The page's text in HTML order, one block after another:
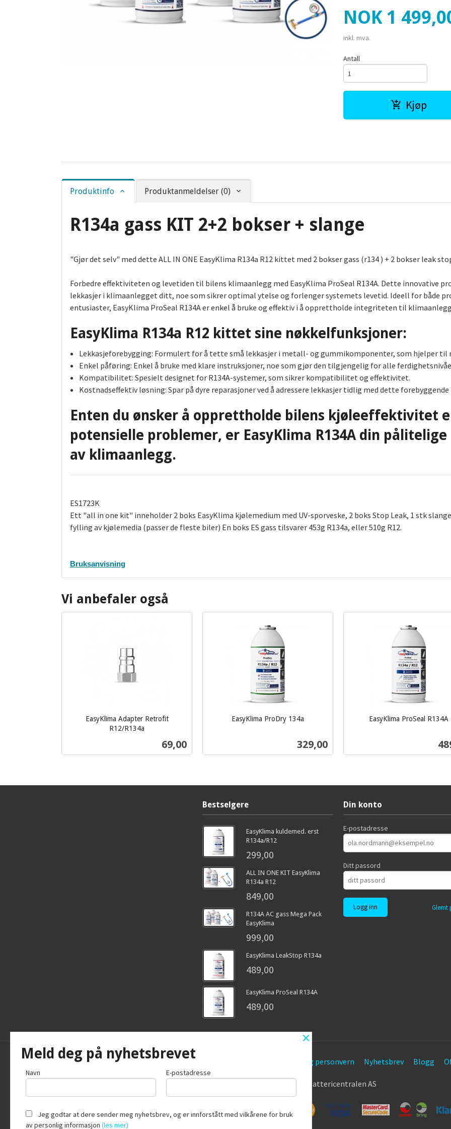
Pris
NOK 1
inkl. mva.
Antall
Kjøp
Produktinfo Produktanmeldelser (0)
R134a gass KIT 2+2 bokser + slange
"Gjør det selv" med dette ALL IN ONE EasyKlima R134a R12 kittet med 2 bokser gass (r134 ) + 2 bokser leak
Forbedre effektiviteten og levetiden til bilens klimaanlegg med EasyKlima ProSeal R134A. Dette innovative
lekkasjer i klimaanlegget ditt, noe som sikrer optimal ytelse og forlenger systemets levetid. Ideell for både
entusiaster, EasyKlima ProSeal R134A er enkel å bruke og effektiv i å opprettholde integriteten til
EasyKlima R134a R12 kittet sine nøkkelfunksjoner:
Lekkasjeforebygging: Formulert for å tette små lekkasjer i metall- og gummikomponenter, som hjelper til
Enkel påføring: Enkel å bruke med klare instruksjoner, noe som gjør den tilgjengelig for alle
Kompatibilitet: Spesielt designet for R134A-systemer, som sikrer kompatibilitet og effektivitet.
Kostnadseffektiv løsning: Spar på dyre reparasjoner ved å adressere lekkasjer tidlig med dette
Enten du ønsker å opprettholde bilens kjøleeffektivitet
potensielle problemer, er EasyKlima R134A din
av klimaanlegg.
ES1723K
Ett "all in one kit" inneholder 2 boks EasyKlima kjølemedium med UV-sporveske, 2 boks Stop Leak, 1 stk
fylling av kjølemedia (passer de fleste biler) En boks ES gass tilsvarer 453g R134a, eller 510g R12.
Bruksanvisning
Vi anbefaler også
EasyKlima Adapter Retrofit
R12/R134a
Pris
69,00
EasyKlima ProDry 134a
Pris
329,00
EasyKlima ProSeal R134A
Bestselgere
EasyKlima kuldemed. erst
R134a/R12
299,00
ALL IN ONE KIT EasyKlima
R134a R12
849,00
R134A AC gass Mega Pack
EasyKlima
999,00
EasyKlima LeakStop R134a
489,00
EasyKlima ProSeal R134A
489,00
Din konto
E-postadresse
Ditt passord
Glemt
Frakt Sikkerhet og personvern Nyhetsbrev Blogg
© Battericentralen AS
×
Meld deg på nyhetsbrevet
Navn E-postadresse
Jeg godtar at dere sender meg nyhetsbrev, og er innforstått med vilkårene for bruk
av personlig informasjon (les mer)